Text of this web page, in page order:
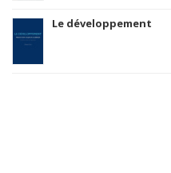
Le développement